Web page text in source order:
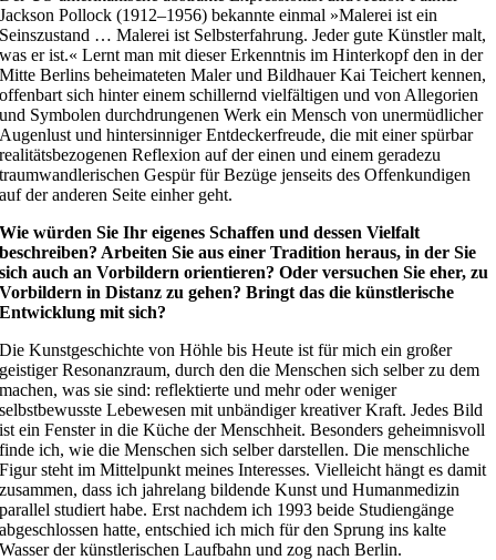
Jackson Pollock (1912–1956) bekannte einmal »Malerei ist ein
Seinszustand … Malerei ist Selbsterfahrung. Jeder gute Künstler malt,
was er ist.« Lernt man mit dieser Erkenntnis im Hinterkopf den in der
Mitte Berlins beheimateten Maler und Bildhauer Kai Teichert kennen,
offenbart sich hinter einem schillernd vielfältigen und von Allegorien
und Symbolen durchdrungenen Werk ein Mensch von unermüdlicher
Augenlust und hintersinniger Entdeckerfreude, die mit einer spürbar
realitätsbezogenen Reflexion auf der einen und einem geradezu
traumwandlerischen Gespür für Bezüge jenseits des Offenkundigen
auf der anderen Seite einher geht.
Wie würden Sie Ihr eigenes Schaffen und dessen Vielfalt
beschreiben? Arbeiten Sie aus einer Tradition heraus, in der Sie
sich auch an Vorbildern orientieren? Oder versuchen Sie eher, zu
Vorbildern in Distanz zu gehen? Bringt das die künstlerische
Entwicklung mit sich?
Die Kunstgeschichte von Höhle bis Heute ist für mich ein großer
geistiger Resonanzraum, durch den die Menschen sich selber zu dem
machen, was sie sind: reflektierte und mehr oder weniger
selbstbewusste Lebewesen mit unbändiger kreativer Kraft. Jedes Bild
ist ein Fenster in die Küche der Menschheit. Besonders geheimnisvoll
finde ich, wie die Menschen sich selber darstellen. Die menschliche
Figur steht im Mittelpunkt meines Interesses. Vielleicht hängt es damit
zusammen, dass ich jahrelang bildende Kunst und Humanmedizin
parallel studiert habe. Erst nachdem ich 1993 beide Studiengänge
abgeschlossen hatte, entschied ich mich für den Sprung ins kalte
Wasser der künstlerischen Laufbahn und zog nach Berlin.